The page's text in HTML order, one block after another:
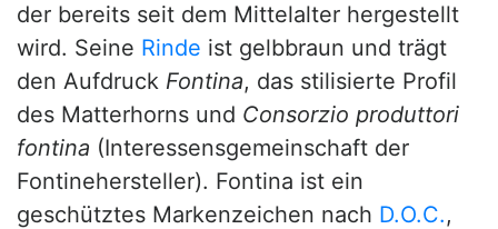
der bereits seit dem Mittelalter hergestellt
wird. Seine Rinde ist gelbbraun und trägt
den Aufdruck Fontina, das stilisierte Profil
des Matterhorns und Consorzio produttori
fontina (Interessensgemeinschaft der
Fontinehersteller). Fontina ist ein
geschütztes Markenzeichen nach D.O.C.,